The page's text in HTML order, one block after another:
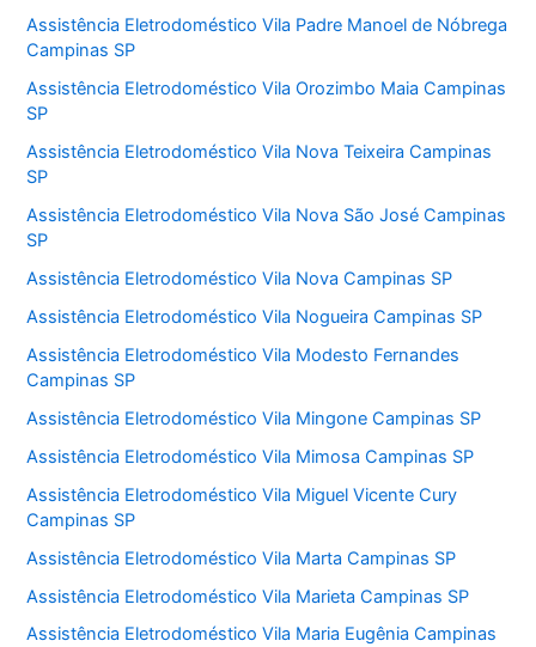
Assistência Eletrodoméstico Vila Padre Manoel de Nóbrega
Campinas SP
Assistência Eletrodoméstico Vila Orozimbo Maia Campinas
SP
Assistência Eletrodoméstico Vila Nova Teixeira Campinas
SP
Assistência Eletrodoméstico Vila Nova São José Campinas
SP
Assistência Eletrodoméstico Vila Nova Campinas SP
Assistência Eletrodoméstico Vila Nogueira Campinas SP
Assistência Eletrodoméstico Vila Modesto Fernandes
Campinas SP
Assistência Eletrodoméstico Vila Mingone Campinas SP
Assistência Eletrodoméstico Vila Mimosa Campinas SP
Assistência Eletrodoméstico Vila Miguel Vicente Cury
Campinas SP
Assistência Eletrodoméstico Vila Marta Campinas SP
Assistência Eletrodoméstico Vila Marieta Campinas SP
Assistência Eletrodoméstico Vila Maria Eugênia Campinas